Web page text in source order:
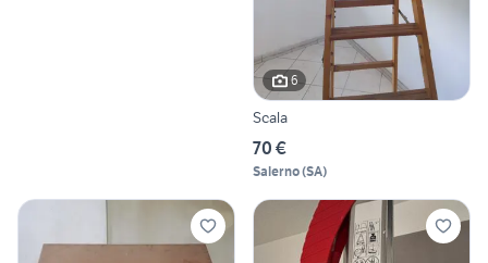
6
Scala
70 €
Salerno(SA)